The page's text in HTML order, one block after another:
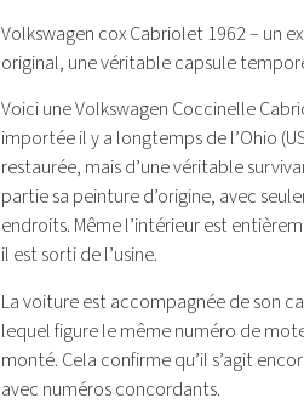
Volkswagen cox Cabriolet 1962 – un
original, une véritable capsule
Voici une Volkswagen Coccinelle
importée il y a longtemps de l’Ohio
restaurée, mais d’une véritable
partie sa peinture d’origine, avec
endroits. Même l’intérieur est
il est sorti de l’usine.
La voiture est accompagnée de son
lequel figure le même numéro de
monté. Cela confirme qu’il s’agit
avec numéros concordants.